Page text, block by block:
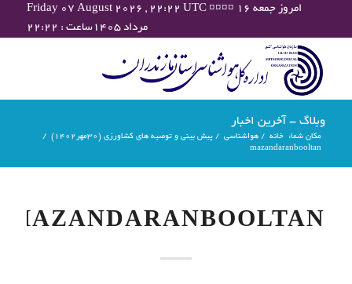
Friday 07 August 2026 , 22:22 UTC ¤¤¤¤ امروز جمعه ۱۶
مرداد ۱۴۰۵ساعت : ۲۲:۲۲
وبلاگ - آخرین اخبار
مکان شما: خانه / هواشناسی / پیش بینی و توصیه های کشاورزی (30مهر۱۴۰۲)
/
mazandaranbooltan
MAZANDARANBOOLTAN